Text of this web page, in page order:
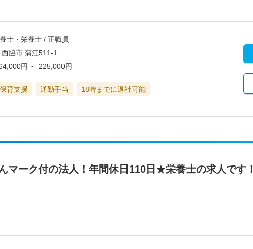
士・栄養士 / 正職員
脇市 蒲江511-1
円 ～ 225,000円
育支援 通勤手当 18時までに退社可能
マーク付の法人！年間休日110日★栄養士の求人です！